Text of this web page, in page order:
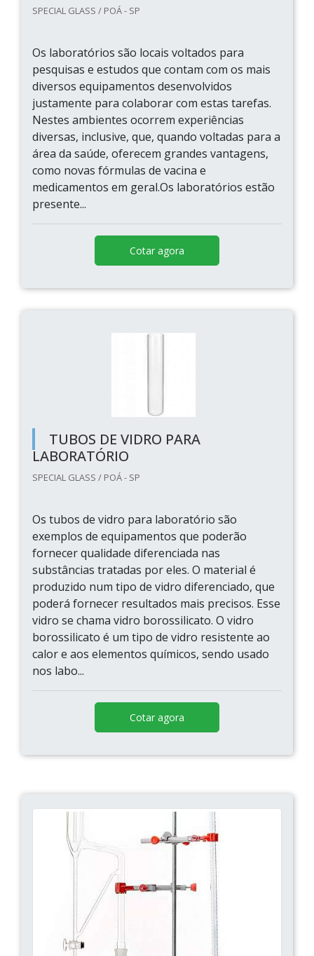
SPECIAL GLASS / POÁ - SP
Os laboratórios são locais voltados para
pesquisas e estudos que contam com os mais
diversos equipamentos desenvolvidos
justamente para colaborar com estas tarefas.
Nestes ambientes ocorrem experiências
diversas, inclusive, que, quando voltadas para a
área da saúde, oferecem grandes vantagens,
como novas fórmulas de vacina e
medicamentos em geral.Os laboratórios estão
presente...
Cotar agora
TUBOS DE VIDRO PARA
LABORATÓRIO
SPECIAL GLASS / POÁ - SP
Os tubos de vidro para laboratório são
exemplos de equipamentos que poderão
fornecer qualidade diferenciada nas
substâncias tratadas por eles. O material é
produzido num tipo de vidro diferenciado, que
poderá fornecer resultados mais precisos. Esse
vidro se chama vidro borossilicato. O vidro
borossilicato é um tipo de vidro resistente ao
calor e aos elementos químicos, sendo usado
nos labo...
Cotar agora